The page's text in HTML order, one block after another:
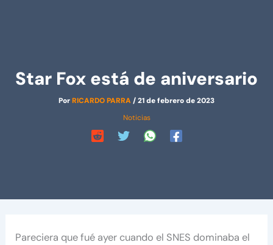
Star Fox está de aniversario
PorRICARDO PARRA/21 de febrero de 2023
Noticias
Pareciera que fué ayer cuando el SNES dominaba el